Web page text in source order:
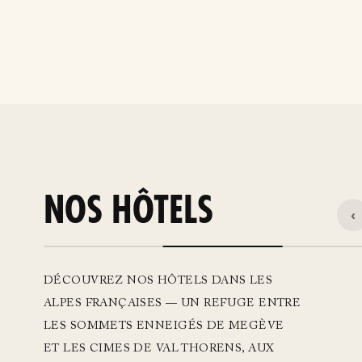
NOS HÔTELS ‹
DÉCOUVREZ NOS HÔTELS DANS LES
ALPES FRANÇAISES — UN REFUGE ENTRE
LES SOMMETS ENNEIGÉS DE MEGÈVE
ET LES CIMES DE VAL THORENS, AUX